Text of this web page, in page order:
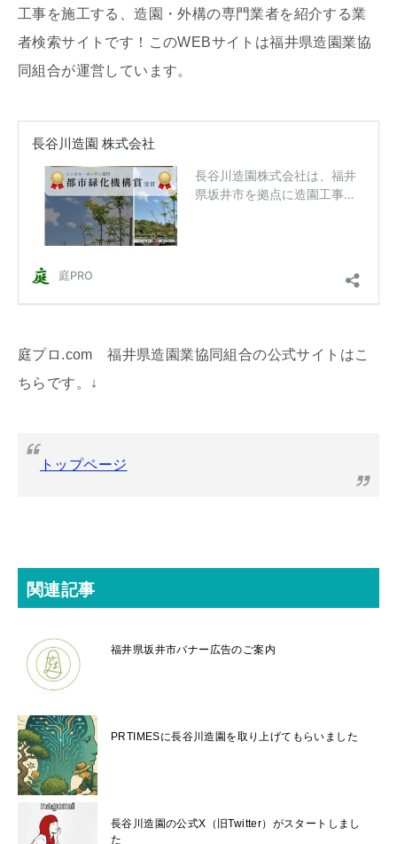
工事を施工する、造園・外構の専門業者を紹介する業
者検索サイトです！このWEBサイトは福井県造園業協
同組合が運営しています。
庭プロ.com 福井県造園業協同組合の公式サイトはこ
ちらです。↓
トップページ
関連記事
福井県坂井市バナー広告のご案内
PRTIMESに長谷川造園を取り上げてもらいました
長谷川造園の公式X（旧Twitter）がスタートしまし
た